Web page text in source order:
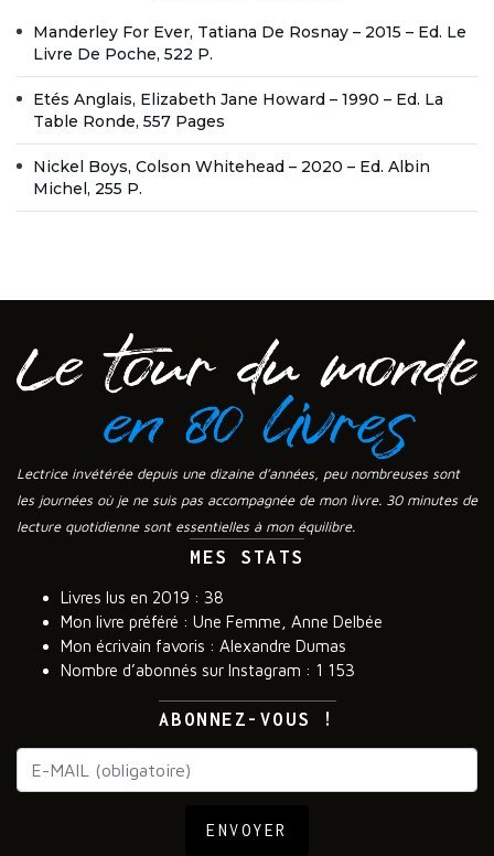
Manderley For Ever, Tatiana De Rosnay – 2015 – Ed. Le
Livre De Poche, 522 P.
Etés Anglais, Elizabeth Jane Howard – 1990 – Ed. La
Table Ronde, 557 Pages
Nickel Boys, Colson Whitehead – 2020 – Ed. Albin
Michel, 255 P.
Lectrice invétérée depuis une dizaine d’années, peu nombreuses sont
les journées où je ne suis pas accompagnée de mon livre. 30 minutes de
lecture quotidienne sont essentielles à mon équilibre.
MES STATS
Livres lus en 2019 : 38
Mon livre préféré : Une Femme, Anne Delbée
Mon écrivain favoris : Alexandre Dumas
Nombre d’abonnés sur Instagram : 1 153
ABONNEZ-VOUS !
ENVOYER